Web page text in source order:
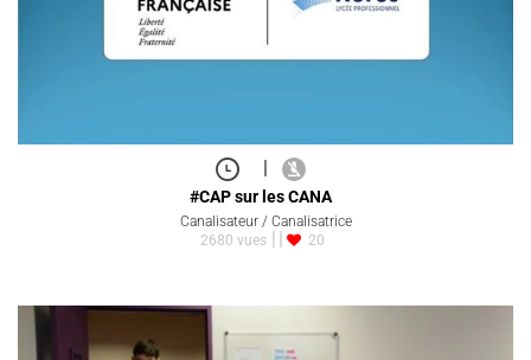
|
#CAP sur les CANA
Canalisateur / Canalisatrice
2680 vues
20